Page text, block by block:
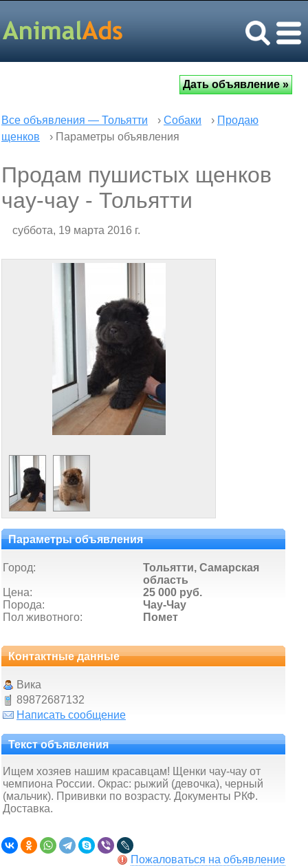
Все объявления — Тольятти › Собаки › Продаю
щенков
› Параметры объявления
Продам пушистых щенков
чау-чау - Тольятти
суббота, 19 марта 2016 г.
Параметры объявления
Город:
Тольятти, Самарская
область
Цена:
25 000 руб.
Порода:
Чау-Чау
Пол животного:
Помет
Контактные данные
Вика
89872687132
Написать сообщение
Текст объявления
Ищем хозяев нашим красавцам! Щенки чау-чау от
чемпиона России. Окрас: рыжий (девочка), черный
(мальчик). Прививки по возрасту. Документы РКФ.
Доставка.
Пожаловаться на объявление